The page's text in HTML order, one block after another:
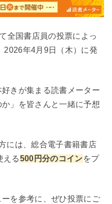
全国書店員の投票によっ
2026年4月9日（木）に発
きが集まる読書メーター
」を皆さんと一緒に予想
には、総合電子書籍書店
える500円分のコインをプ
を参考に、ぜひ投票にご